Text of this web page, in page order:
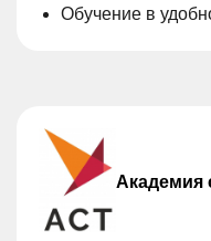
Обучение в
Академия